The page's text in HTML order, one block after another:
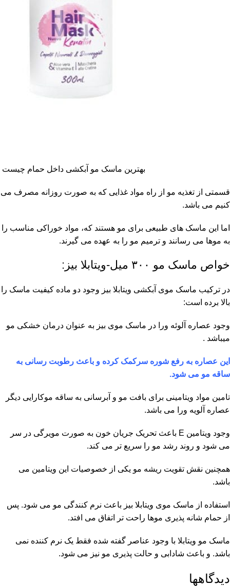
بهترین ماسک مو آبکشی داخل حمام چیست
قسمتی از تغذیه مو از راه مواد غذایی که به صورت روزانه مصرف می
کنیم می باشد.
اما این ماسک های طبیعی برای مو هستند که، مواد خوراکی مناسب را
به موها می رسانند و ترمیم مو را به عهده می گیرند.
خواص ماسک مو ۳۰۰ میل-ویتابلا بیز:
در ترکیب ماسک موی آبکشی ویتابلا بیز وجود دو ماده کیفیت ماسک را
بالا برده است:
وجود عصاره آلوئه ورا در ماسک موی بیز به عنوان درمان خشکی مو
میباشد .
این عصاره به رفع شوره سرکمک کرده و باعث رطوبت رسانی به
ساقه مو می شود.
تامین مواد ویتامینی برای بافت مو و آبرسانی به ساقه موکارایی دیگر
عصاره آلویه ورا می باشد.
وجود ویتامین E باعث تحریک جریان خون به صورت مویرگی در سر
می شود و روند رشد مو را سریع تر می کند.
همچنین نقش تقویت ریشه مو یکی از خصوصیات این ویتامین می
باشد.
استفاده از ماسک موی ویتابلا بیز باعث نرم کنندگی مو می شود. پس
از حمام شانه پذیری موها راحت تر اتفاق می افتد.
ماسک مو ویتابلا با وجود عناصر گفته شده فقط یک نرم کننده نمی
باشد. و باعث شادابی و حالت پذیری مو نیز می شود.
دیدگاهها